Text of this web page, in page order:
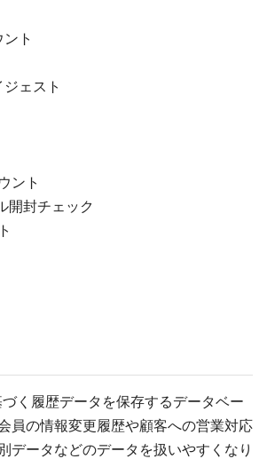
ト
ェスト
ント
開封チェック
く履歴データを保存するデータベー
員の情報変更履歴や顧客への営業対応
データなどのデータを扱いやすくなり